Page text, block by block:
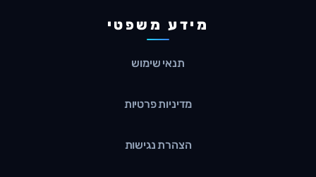
מידע משפטי
תנאי שימוש
מדיניות פרטיות
הצהרת נגישות